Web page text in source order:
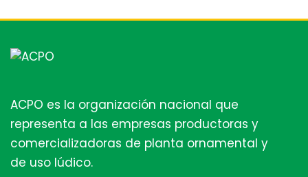
ACPO es la organización nacional que
representa a las empresas productoras y
comercializadoras de planta ornamental y
de uso lúdico.